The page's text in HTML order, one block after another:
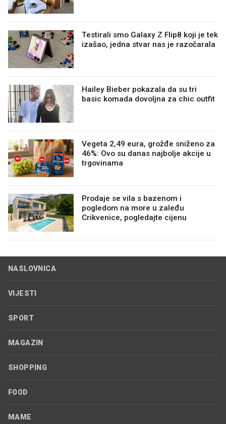
Testirali smo Galaxy Z Flip8 koji je tek
izašao, jedna stvar nas je razočarala
Hailey Bieber pokazala da su tri
basic komada dovoljna za chic outfit
Vegeta 2,49 eura, grožđe sniženo za
46%: Ovo su danas najbolje akcije u
trgovinama
Prodaje se vila s bazenom i
pogledom na more u zaleđu
Crikvenice, pogledajte cijenu
NASLOVNICA
VIJESTI
SPORT
MAGAZIN
SHOPPING
FOOD
MAME